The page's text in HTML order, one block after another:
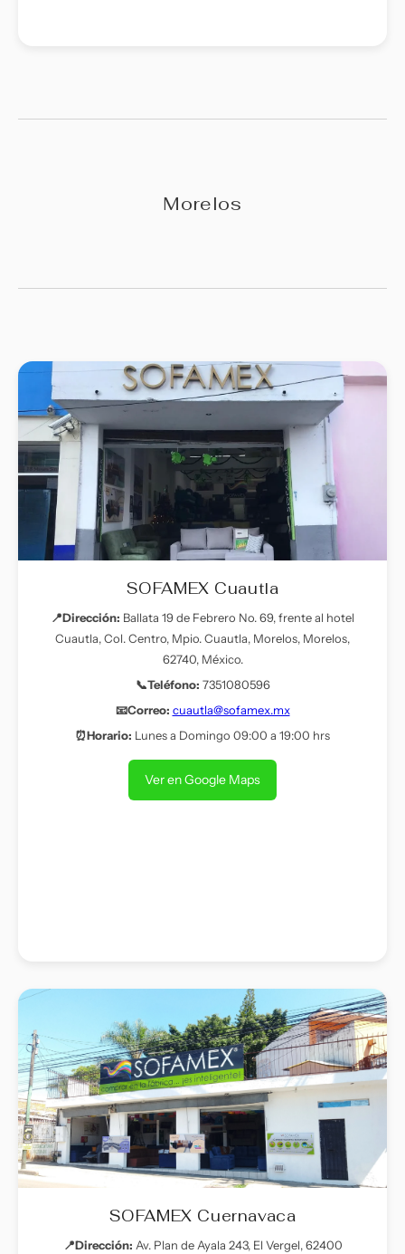
Morelos
SOFAMEX Cuautla
📍Dirección: Ballata 19 de Febrero No. 69, frente al hotel
Cuautla, Col. Centro, Mpio. Cuautla, Morelos, Morelos,
62740, México.
📞Teléfono: 7351080596
📧Correo: cuautla@sofamex.mx
⏰Horario: Lunes a Domingo 09:00 a 19:00 hrs
Ver en Google Maps
SOFAMEX Cuernavaca
📍Dirección: Av. Plan de Ayala 243, El Vergel, 62400